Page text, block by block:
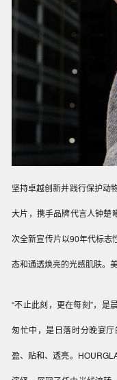
坚持卓越创新并践行保护动
大片，携手品牌代言人钟楚
次全新宣传片以90年代标志
态和通透焕亮的光感肌肤。
“不止此刻，更在每刻”， 是
匆忙中，是日落时分晚宴
盈、贴和、透亮。